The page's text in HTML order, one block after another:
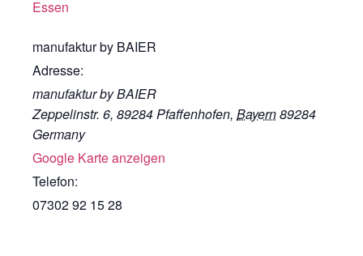
Essen
manufaktur by BAIER
Adresse:
manufaktur by BAIER
Zeppelinstr. 6, 89284 Pfaffenhofen, Bayern89284
Germany
Google Karte anzeigen
Telefon:
07302 92 15 28